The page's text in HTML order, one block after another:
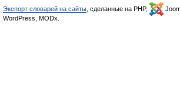
Экспорт словарей на сайты , сделанные на PHP,
WordPress, MODx.